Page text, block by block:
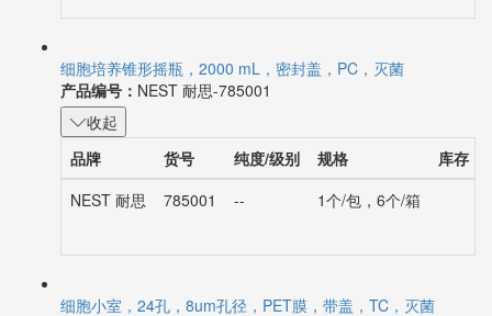
细胞培养锥形摇瓶，2000 mL，密封盖，PC，灭菌
产品编号： NEST 耐思-785001
收起
品牌
货号 纯度/级别 规格 库存
NEST 耐思
785001 -- 1个/包，6个/箱
细胞小室，24孔，8um孔径，PET膜，带盖，TC，灭菌